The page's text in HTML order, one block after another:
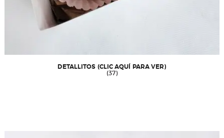
DETALLITOS (CLIC AQUÍ PARA VER)
(37)